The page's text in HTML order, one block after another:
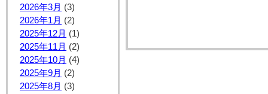
2026年3月 (3)
2026年1月 (2)
2025年12月 (1)
2025年11月 (2)
2025年10月 (4)
2025年9月 (2)
2025年8月 (3)